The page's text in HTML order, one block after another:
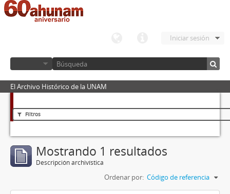
Iniciar sesión
El Archivo Histórico de la UNAM
Filtros
Mostrando 1 resultados
Descripción archivística
Ordenar por: Código de referencia